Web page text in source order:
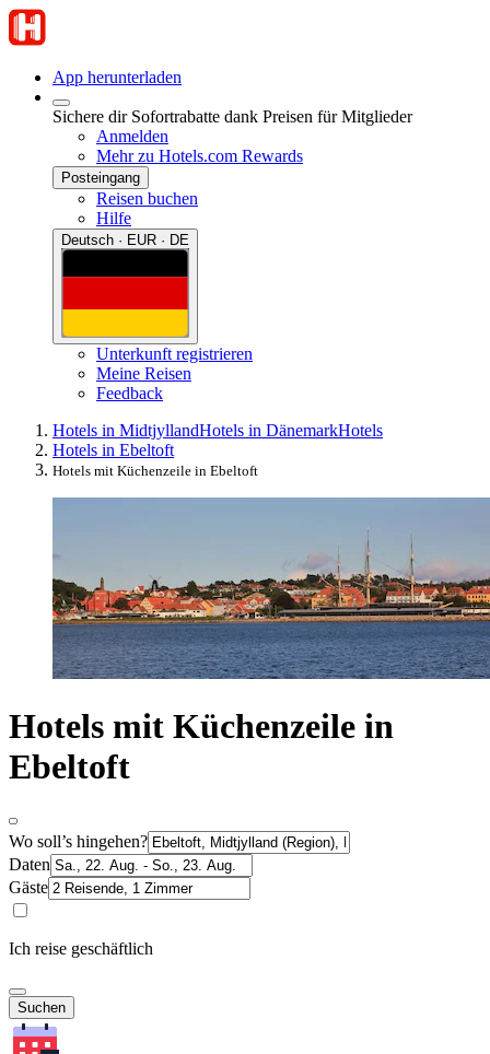
App herunterladen
Sichere dir Sofortrabatte dank Preisen für Mitglieder
Anmelden
Mehr zu Hotels.com Rewards
Posteingang
Reisen buchen
Hilfe
Deutsch · EUR · DE
Unterkunft registrieren
Meine Reisen
Feedback
Hotels in MidtjyllandHotels in DänemarkHotels
Hotels in Ebeltoft
Hotels mit Küchenzeile in Ebeltoft
Hotels mit Küchenzeile in
Ebeltoft
Wo soll’s hingehen?
Daten
Gäste
Ich reise geschäftlich
Suchen